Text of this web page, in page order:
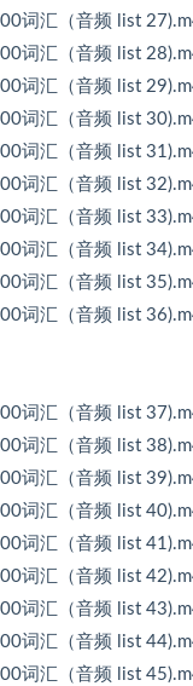
词汇（音频 list
词汇（音频 list
词汇（音频 list
词汇（音频 list
词汇（音频 list
词汇（音频 list
词汇（音频 list
词汇（音频 list
词汇（音频 list
词汇（音频 list
词汇（音频 list
词汇（音频 list
词汇（音频 list
词汇（音频 list
词汇（音频 list
词汇（音频 list
词汇（音频 list
词汇（音频 list
词汇（音频 list